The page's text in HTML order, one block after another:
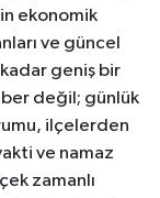
ekonomik
ve güncel
geniş bir
değil; günlük
ilçelerden
ve namaz
zamanlı